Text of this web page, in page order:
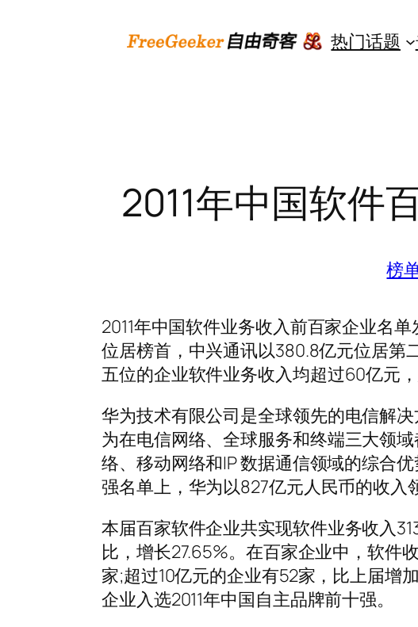
热门话题
2011年中国软件
榜
2011年中国软件业务收入前百家企业名
位居榜首，中兴通讯以380.8亿元位居第
五位的企业软件业务收入均超过60亿元
华为技术有限公司是全球领先的电信解
为在电信网络、全球服务和终端三大领
络、移动网络和IP 数据通信领域的综合
强名单上，华为以827亿元人民币的收入
本届百家软件企业共实现软件业务收入
比，增长27.65%。在百家企业中，软件
家;超过10亿元的企业有52家，比上届增
企业入选2011年中国自主品牌前十强。